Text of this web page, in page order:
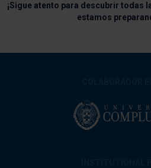
¡Sigue atento para descubrir todas
estamos